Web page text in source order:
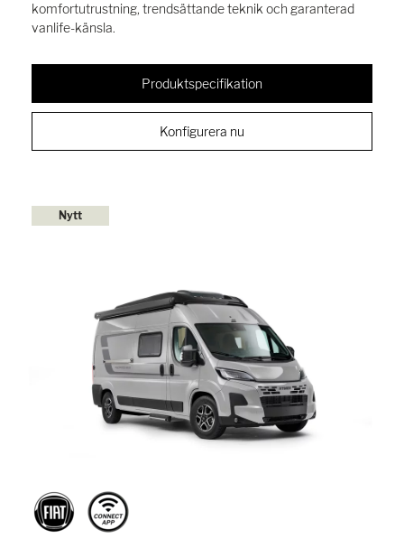
komfortutrustning, trendsättande teknik och garanterad
vanlife-känsla.
Produktspecifikation
Konfigurera nu
Nytt